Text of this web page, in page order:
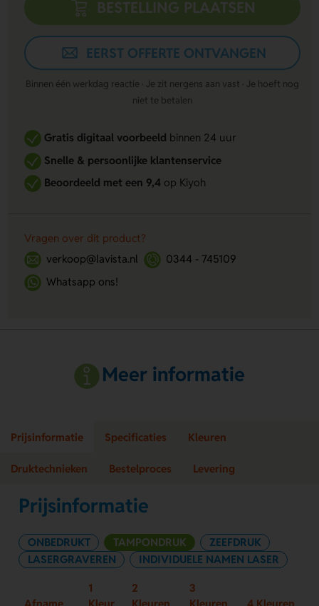
BESTELLING PLAATSEN
EERST OFFERTE ONTVANGEN
Binnen één werkdag reactie · Je zit nergens aan vast · Je hoeft nog
niet te betalen
Gratis digitaal voorbeeldbinnen 24 uur
Snelle & persoonlijke klantenservice
Beoordeeld met een 9,4op Kiyoh
Vragen over dit product?
verkoop@lavista.nl
0344 - 745109
Whatsapp ons!
Meer informatie
Prijsinformatie Specificaties Kleuren
Druktechnieken Bestelproces Levering
Prijsinformatie
ONBEDRUKT TAMPONDRUK
ZEEFDRUK
LASERGRAVEREN
INDIVIDUELE NAMEN LASER
1
2
3